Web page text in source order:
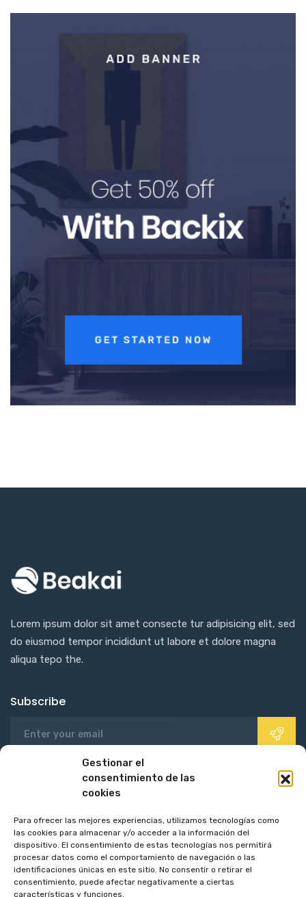
Gestionar el
consentimiento de las
cookies
Para ofrecer las mejores experiencias, utilizamos tecnologías como
las cookies para almacenar y/o acceder a la información del
dispositivo. El consentimiento de estas tecnologías nos permitirá
procesar datos como el comportamiento de navegación o las
identificaciones únicas en este sitio. No consentir o retirar el
consentimiento, puede afectar negativamente a ciertas
características y funciones.
Lorem ipsum dolor sit amet consecte tur adipisicing elit, sed
do eiusmod tempor incididunt ut labore et dolore magna
aliqua tepo the.
Subscribe
QUICK LINKS.
Technology Idea Sobre Nosotros
Financial Plan Contacto